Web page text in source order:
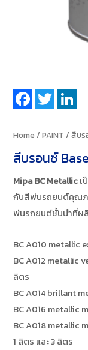
Facebook
Twitter
Home /PAINT / สีบร
สีบรอนซ์
Mipa BC Metallicเ
กับสีพ่นรถยนต์คุณภ
พ่นรถยนต์ชั้นนำที่ผ
BC A010 metallic
BC A012 metallic
ลิตร
BC A014 brillant
BC A016 metallic
BC A018 metallic
1 ลิตร และ 3 ลิตร